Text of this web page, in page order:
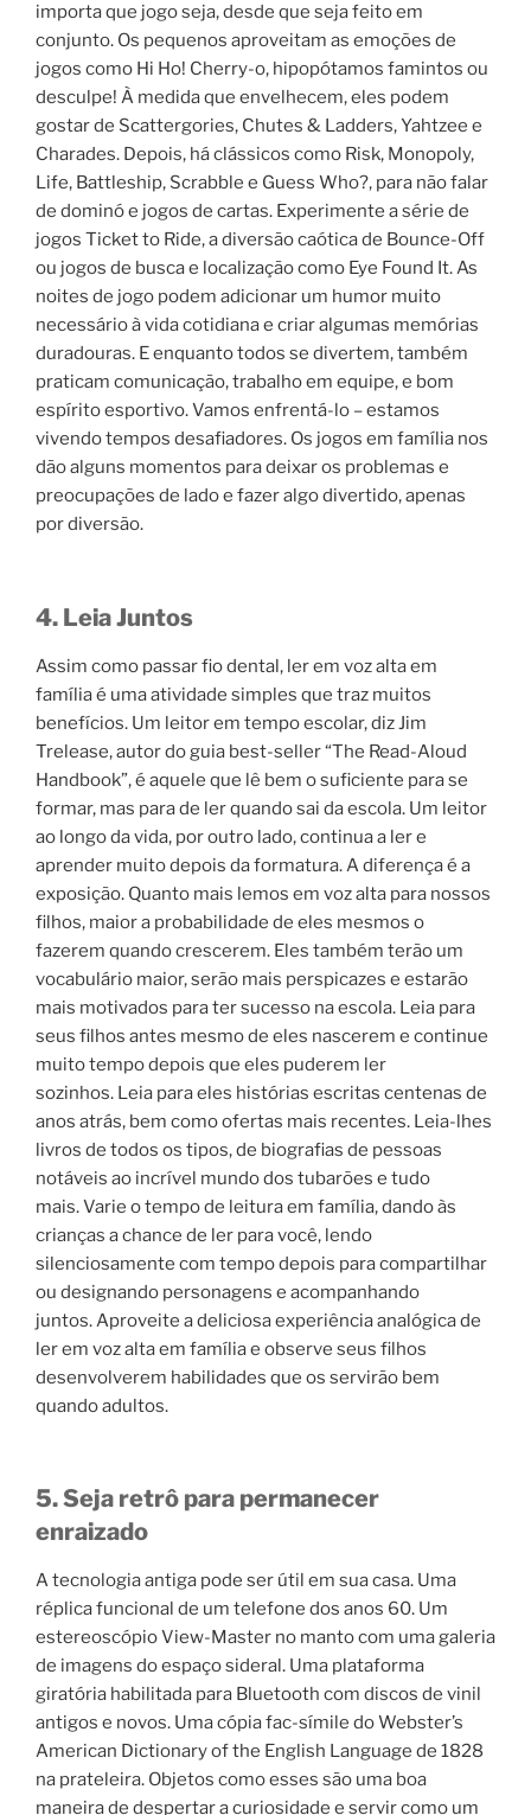
importa que jogo seja, desde que seja feito em
conjunto. Os pequenos aproveitam as emoções de
jogos como Hi Ho! Cherry-o, hipopótamos famintos ou
desculpe! À medida que envelhecem, eles podem
gostar de Scattergories, Chutes & Ladders, Yahtzee e
Charades. Depois, há clássicos como Risk, Monopoly,
Life, Battleship, Scrabble e Guess Who?, para não falar
de dominó e jogos de cartas. Experimente a série de
jogos Ticket to Ride, a diversão caótica de Bounce-Off
ou jogos de busca e localização como Eye Found It. As
noites de jogo podem adicionar um humor muito
necessário à vida cotidiana e criar algumas memórias
duradouras. E enquanto todos se divertem, também
praticam comunicação, trabalho em equipe, e bom
espírito esportivo. Vamos enfrentá-lo – estamos
vivendo tempos desafiadores. Os jogos em família nos
dão alguns momentos para deixar os problemas e
preocupações de lado e fazer algo divertido, apenas
por diversão.
4. Leia Juntos
Assim como passar fio dental, ler em voz alta em
família é uma atividade simples que traz muitos
benefícios. Um leitor em tempo escolar, diz Jim
Trelease, autor do guia best-seller “The Read-Aloud
Handbook”, é aquele que lê bem o suficiente para se
formar, mas para de ler quando sai da escola. Um leitor
ao longo da vida, por outro lado, continua a ler e
aprender muito depois da formatura. A diferença é a
exposição. Quanto mais lemos em voz alta para nossos
filhos, maior a probabilidade de eles mesmos o
fazerem quando crescerem. Eles também terão um
vocabulário maior, serão mais perspicazes e estarão
mais motivados para ter sucesso na escola. Leia para
seus filhos antes mesmo de eles nascerem e continue
muito tempo depois que eles puderem ler
sozinhos. Leia para eles histórias escritas centenas de
anos atrás, bem como ofertas mais recentes. Leia-lhes
livros de todos os tipos, de biografias de pessoas
notáveis ​​ao incrível mundo dos tubarões e tudo
mais. Varie o tempo de leitura em família, dando às
crianças a chance de ler para você, lendo
silenciosamente com tempo depois para compartilhar
ou designando personagens e acompanhando
juntos. Aproveite a deliciosa experiência analógica de
ler em voz alta em família e observe seus filhos
desenvolverem habilidades que os servirão bem
quando adultos.
5. Seja retrô para permanecer
enraizado
A tecnologia antiga pode ser útil em sua casa. Uma
réplica funcional de um telefone dos anos 60. Um
estereoscópio View-Master no manto com uma galeria
de imagens do espaço sideral. Uma plataforma
giratória habilitada para Bluetooth com discos de vinil
antigos e novos. Uma cópia fac-símile do Webster’s
American Dictionary of the English Language de 1828
na prateleira. Objetos como esses são uma boa
maneira de despertar a curiosidade e servir como um